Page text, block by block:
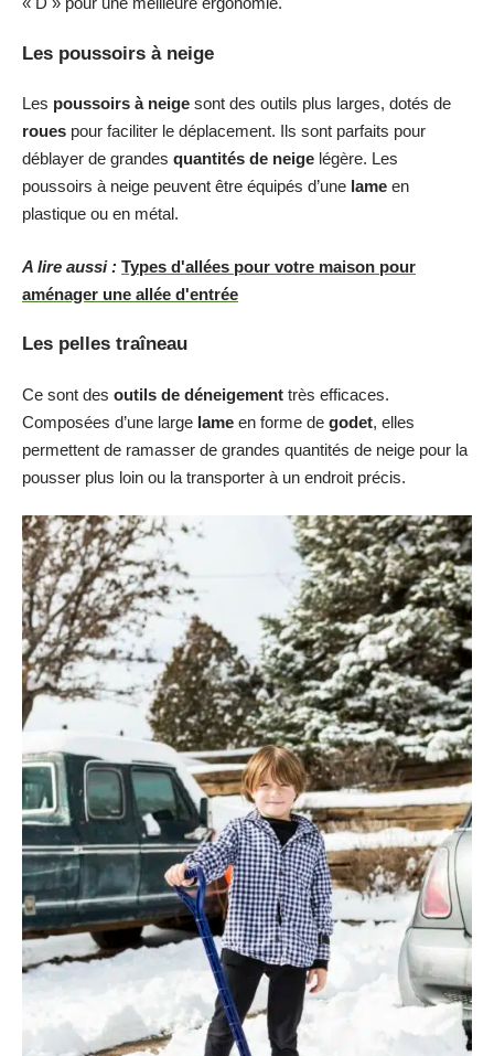
Les poussoirs à neige
Les poussoirs à neige sont des outils plus larges, dotés de
roues pour faciliter le déplacement. Ils sont parfaits pour
déblayer de grandes quantités de neige légère. Les
poussoirs à neige peuvent être équipés d’une lame en
plastique ou en métal.
A lire aussi : Types d'allées pour votre maison pour
aménager une allée d'entrée
Les pelles traîneau
Ce sont des outils de déneigement très efficaces.
Composées d’une large lame en forme de godet, elles
permettent de ramasser de grandes quantités de neige pour la
pousser plus loin ou la transporter à un endroit précis.